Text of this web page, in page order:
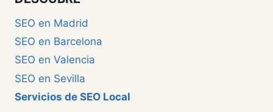
SEO en Madrid
SEO en Barcelona
SEO en Valencia
SEO en Sevilla
Servicios de SEO Local